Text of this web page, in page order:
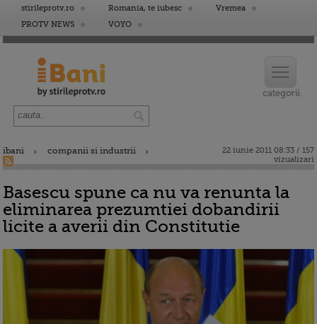
stirileprotv.ro Romania, te iubesc
Vremea
PROTV NEWS
VOYO
ibani companii si industrii
22 iunie 2011 08:33 / 157
vizualizari
Basescu spune ca nu va renunta la
eliminarea prezumtiei dobandirii
licite a averii din Constitutie